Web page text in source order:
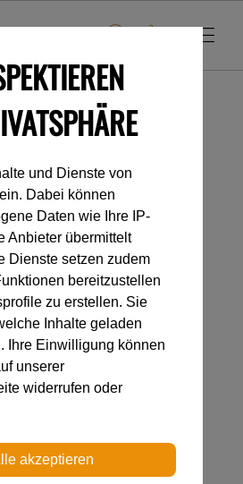
und Dienste von
Dabei können
Daten wie Ihre IP-
Anbieter übermittelt
Dienste setzen zudem
bereitzustellen
zu erstellen. Sie
Inhalte geladen
Ihre Einwilligung können
unserer
widerrufen oder